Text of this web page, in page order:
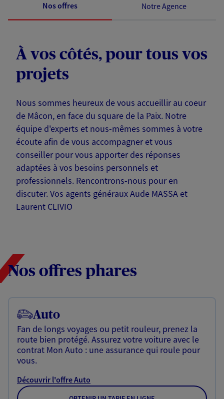
Nos offres Notre Agence
À vos côtés, pour tous vos
projets
Nous sommes heureux de vous accueillir au coeur
de Mâcon, en face du square de la Paix. Notre
équipe d'experts et nous-mêmes sommes à votre
écoute afin de vous accompagner et vous
conseiller pour vous apporter des réponses
adaptées à vos besoins personnels et
professionnels. Rencontrons-nous pour en
discuter. Vos agents généraux Aude MASSA et
Laurent CLIVIO
Nos offres phares
Auto
Fan de longs voyages ou petit rouleur, prenez la
route bien protégé. Assurez votre voiture avec le
contrat Mon Auto : une assurance qui roule pour
vous.
Découvrir l'offre Auto